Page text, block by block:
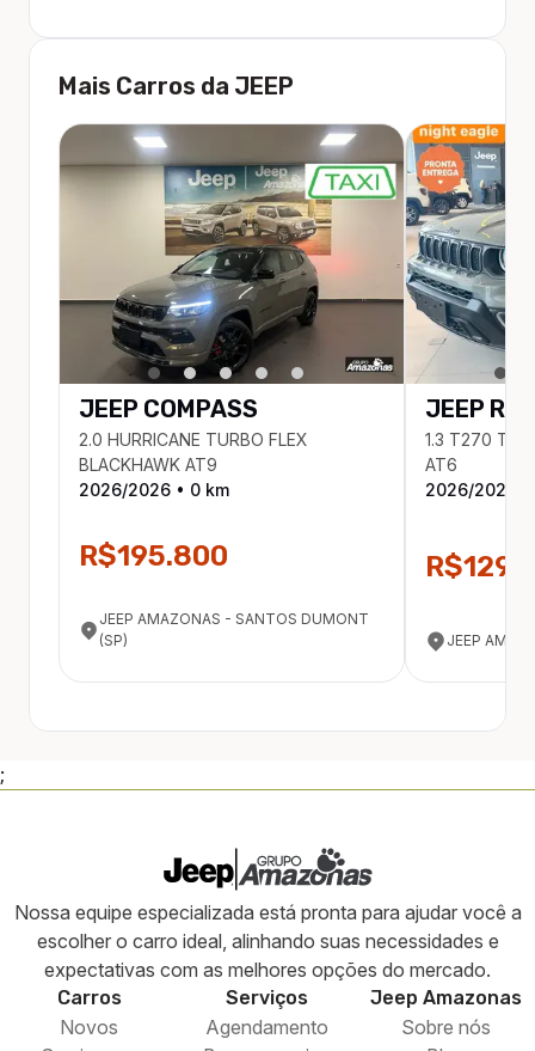
Mais Carros da JEEP
JEEP COMPASS
2.0 HURRICANE TURBO FLEX
BLACKHAWK AT9
2026/2026 • 0 km
R$195.800
JEEP AMAZONAS - SANTOS DUMONT
(SP)
JEEP
1.3 T270
AT6
2026/2025
JEEP
;
Nossa equipe especializada está pronta para ajudar você a
escolher o carro ideal, alinhando suas necessidades e
expectativas com as melhores opções do mercado.
Carros
Novos
Serviços
Agendamento
Jeep Amazonas
Sobre nós